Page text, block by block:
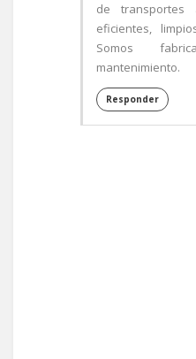
de transportes
eficientes,
Somos
mantenimiento.
Responder